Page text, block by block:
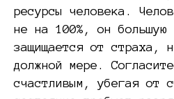
ресурсы человека.
не на 100%, он большую
защищается от страха,
должной мере.
счастливым, убегая от